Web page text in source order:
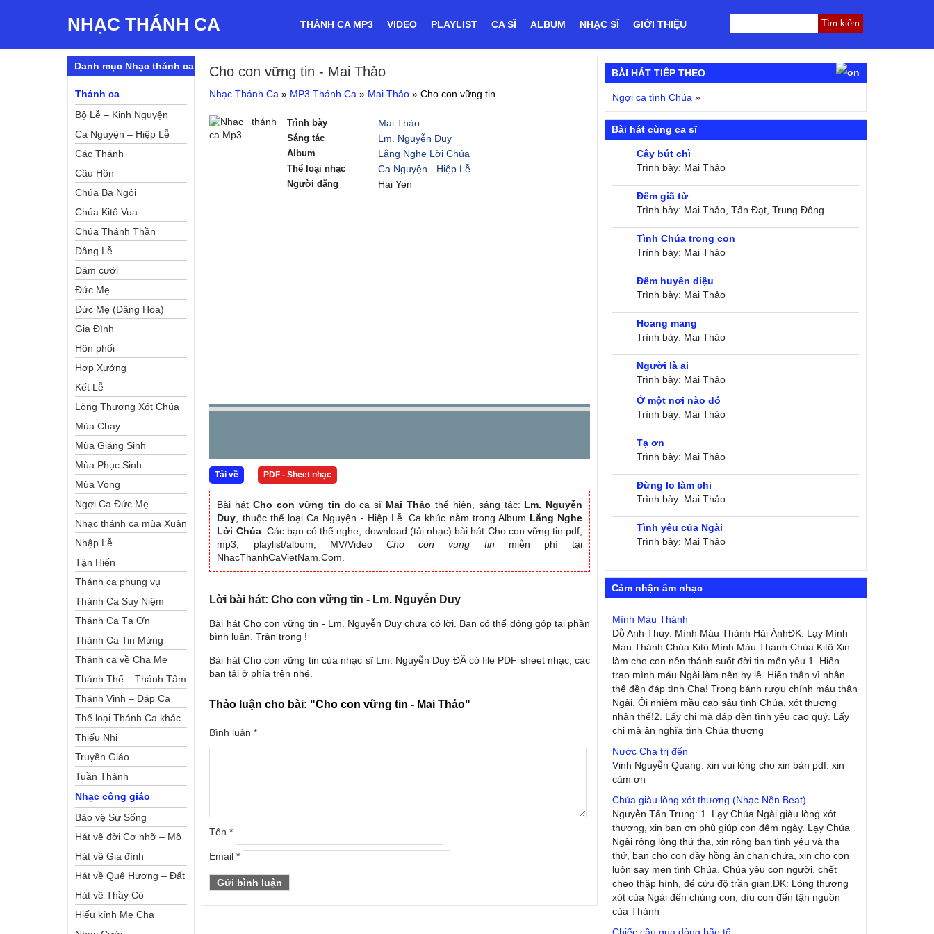
NHẠC THÁNH CA THÁNH CA MP3 VIDEO PLAYLIST CA SĨ ALBUM NHẠC SĨ GIỚI THIỆU
Cho con vững tin - Mai Thảo
Nhạc Thánh Ca » MP3 Thánh Ca » Mai Thảo »Cho con vững tin
Trình bày Mai Thảo
Sáng tác Lm. Nguyễn Duy
Album Lắng Nghe Lời Chúa
Thể loại nhạc Ca Nguyện - Hiệp Lễ
Người đăng Hai Yen
Tải về PDF - Sheet nhạc
Bài hátCho con vững tin do ca sĩ Mai Thảo thể hiện, sáng tác: Lm. Nguyễn
Duy , thuộc thể loại Ca Nguyện - Hiệp Lễ. Ca khúc nằm trong Album Lắng Nghe
Lời Chúa. Các bạn có thể nghe, download (tải nhạc) bài hát Cho con vững tin pdf,
mp3, playlist/album, MV/VideoCho con vung tin miễn phí tại
NhacThanhCaVietNam.Com.
Lời bài hát: Cho con vững tin - Lm. Nguyễn Duy
Bài hát Cho con vững tin - Lm. Nguyễn Duy chưa có lời. Bạn có thể đóng góp tại phần
bình luận. Trân trọng !
Bài hát Cho con vững tin của nhạc sĩ Lm. Nguyễn Duy ĐÃ có file PDF sheet nhạc, các
bạn tải ở phía trên nhé.
Thảo luận cho bài: "Cho con vững tin - Mai Thảo"
Bình luận*
Tên*
Email*
Danh mục Nhạc thánh ca
Thánh ca
Bộ Lễ – Kinh Nguyện
Ca Nguyện – Hiệp Lễ
Các Thánh
Cầu Hồn
Chúa Ba Ngôi
Chúa Kitô Vua
Chúa Thánh Thần
Dâng Lễ
Đám cưới
Đức Mẹ
Đức Mẹ (Dâng Hoa)
Gia Đình
Hôn phối
Hợp Xướng
Kết Lễ
Lòng Thương Xót Chúa
Mùa Chay
Mùa Giáng Sinh
Mùa Phục Sinh
Mùa Vọng
Ngợi Ca Đức Mẹ
Nhạc thánh ca mùa Xuân
Nhập Lễ
Tận Hiến
Thánh ca phụng vụ
Thánh Ca Suy Niệm
Thánh Ca Tạ Ơn
Thánh Ca Tin Mừng
Thánh ca về Cha Mẹ
Thánh Thể – Thánh Tâm
Thánh Vịnh – Đáp Ca
Thể loại Thánh Ca khác
Thiếu Nhi
Truyền Giáo
Tuần Thánh
Nhạc công giáo
Bảo vệ Sự Sống
Hát về đời Cơ nhỡ – Mồ
côi
Hát về Gia đình
Hát về Quê Hương – Đất
Nước
Hát về Thầy Cô
Hiếu kính Mẹ Cha
BÀI HÁT TIẾP THEO
Ngợi ca tình Chúa »
Bài hát cùng ca sĩ
Cây bút chì
Trình bày: Mai Thảo
Đêm giã từ
Trình bày: Mai Thảo, Tấn Đạt, Trung Đông
Tình Chúa trong con
Trình bày: Mai Thảo
Đêm huyền diệu
Trình bày: Mai Thảo
Hoang mang
Trình bày: Mai Thảo
Người là ai
Trình bày: Mai Thảo
Ở một nơi nào đó
Trình bày: Mai Thảo
Tạ ơn
Trình bày: Mai Thảo
Đừng lo làm chi
Trình bày: Mai Thảo
Tình yêu của Ngài
Trình bày: Mai Thảo
Cảm nhận âm nhạc
Mình Máu Thánh
Dỗ Anh Thùy: Mình Máu Thánh Hải ÁnhĐK: Lạy Mình
Máu Thánh Chúa Kitô Mình Máu Thánh Chúa Kitô Xin
làm cho con nên thánh suốt đời tin mến yêu.1. Hiến
trao mình máu Ngài làm nên hy lề. Hiến thân vì nhân
thế đền đáp tình Cha! Trong bánh rượu chính máu thân
Ngài. Ôi nhiệm mầu cao sâu tình Chúa, xót thương
nhân thế!2. Lấy chi mà đáp đền tình yêu cao quý. Lấy
chi mà ân nghĩa tình Chúa thương
Nước Cha trị đến
Vinh Nguyễn Quang: xin vui lòng cho xin bản pdf. xin
cảm ơn
Chúa giàu lòng xót thương (Nhạc Nền Beat)
Nguyễn Tấn Trung: 1. Lạy Chúa Ngài giàu lòng xót
thương, xin ban ơn phù giúp con đêm ngày. Lạy Chúa
Ngài rộng lòng thứ tha, xin rộng ban tình yêu và tha
thứ, ban cho con đầy hồng ân chan chứa, xin cho con
luôn say men tình Chúa. Chúa yêu con người, chết
cheo thập hình, để cứu độ trần gian.ĐK: Lòng thương
xót của Ngài đến chúng con, dìu con đến tận nguồn
của Thánh